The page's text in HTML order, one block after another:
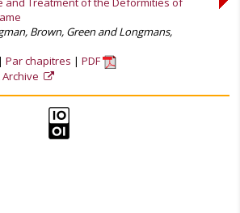
Brown, Green and Longmans,
Par chapitres
PDF